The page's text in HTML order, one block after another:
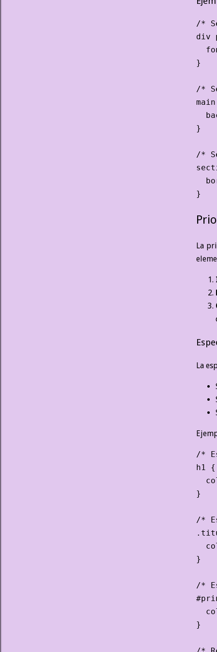
/*
div
}
/*
}
/*
La
La
/*
h1 {
}
/*
}
/*
}